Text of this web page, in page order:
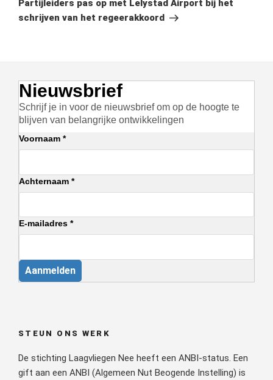
Partijleiders pas op met Lelystad Airport bij het
schrijven van het regeerakkoord
Nieuwsbrief
Schrijf je in voor de nieuwsbrief om op de hoogte te
blijven van belangrijke ontwikkelingen
Voornaam *
Achternaam *
E-mailadres *
Aanmelden
STEUN ONS WERK
De stichting Laagvliegen Nee heeft een ANBI-status. Een
gift aan een ANBI (Algemeen Nut Beogende Instelling) is